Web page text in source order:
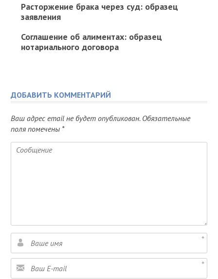
Расторжение брака через суд: образец
заявления
Соглашение об алиментах: образец
нотариального договора
ДОБАВИТЬ КОММЕНТАРИЙ
Ваш адрес email не будет опубликован.Обязательные
поля помечены *